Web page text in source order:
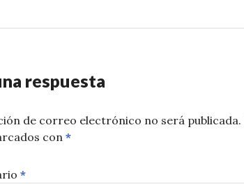
respuesta
de correo electrónico no será publicada.
con *
*